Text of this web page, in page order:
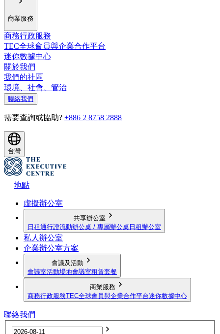
商業服務
商務行政服務
TEC全球會員與企業合作平台
迷你數據中心
關於我們
我們的社區
環境、社會、管治
聯絡我們
需要查詢或協助? +886 2 8758 2888
台灣
地點
虛擬辦公室
共享辦公室
日租通行證流動辦公桌 / 專屬辦公桌 日租辦公室
私人辦公室
企業辦公室方案
會議及活動
會議室活動場地會議室租賃套餐
商業服務
商務行政服務TEC全球會員與企業合作平台迷你數據中心
聯絡我們